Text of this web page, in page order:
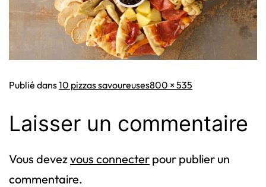
Publié dans10 pizzas savoureusesTaille
800 × 535
Laisser un commentaire
Vous devezvous connecter pour publier un
commentaire.